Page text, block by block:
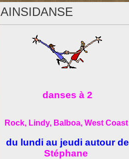
AINSIDANSE
danses à 2
Rock, Lindy, Balboa, West Coast
du lundi au jeudi autour de
Stéphane